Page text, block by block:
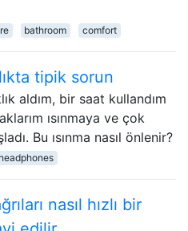
bathroom comfort
tipik sorun
aldım, bir saat kullandım
ısınmaya ve çok
Bu ısınma nasıl önlenir?
headphones
nasıl hızlı bir